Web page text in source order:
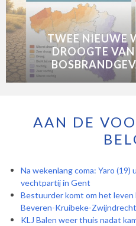
TWEE NIEUWE
DROOGTE
AAN DE
Na wekenlang coma: Yaro
vechtpartij in Gent
Bestuurder komt om het
Beveren-Kruibeke-Zwijndrecht
KLJ Balen weer thuis nadat